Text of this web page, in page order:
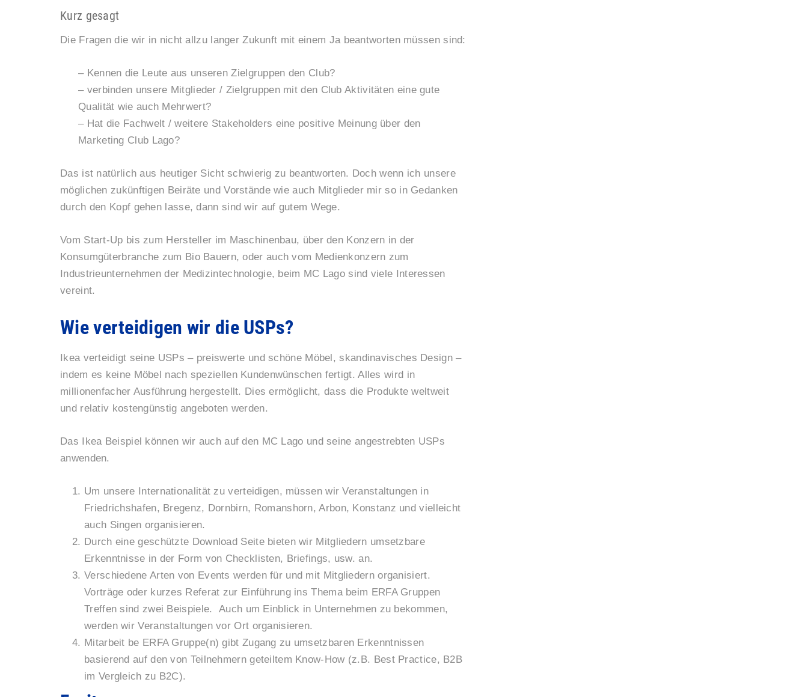
Kurz gesagt
Die Fragen die wir in nicht allzu langer Zukunft mit einem Ja beantworten müssen sind:
– Kennen die Leute aus unseren Zielgruppen den Club?
– verbinden unsere Mitglieder / Zielgruppen mit den Club Aktivitäten eine gute
Qualität wie auch Mehrwert?
– Hat die Fachwelt / weitere Stakeholders eine positive Meinung über den
Marketing Club Lago?
Das ist natürlich aus heutiger Sicht schwierig zu beantworten. Doch wenn ich unsere
möglichen zukünftigen Beiräte und Vorstände wie auch Mitglieder mir so in Gedanken
durch den Kopf gehen lasse, dann sind wir auf gutem Wege.
Vom Start-Up bis zum Hersteller im Maschinenbau, über den Konzern in der
Konsumgüterbranche zum Bio Bauern, oder auch vom Medienkonzern zum
Industrieunternehmen der Medizintechnologie, beim MC Lago sind viele Interessen
vereint.
Wie verteidigen wir die USPs?
Ikea verteidigt seine USPs – preiswerte und schöne Möbel, skandinavisches Design –
indem es keine Möbel nach speziellen Kundenwünschen fertigt. Alles wird in
millionenfacher Ausführung hergestellt. Dies ermöglicht, dass die Produkte weltweit
und relativ kostengünstig angeboten werden.
Das Ikea Beispiel können wir auch auf den MC Lago und seine angestrebten USPs
anwenden.
Um unsere Internationalität zu verteidigen, müssen wir Veranstaltungen in
Friedrichshafen, Bregenz, Dornbirn, Romanshorn, Arbon, Konstanz und vielleicht
auch Singen organisieren.
Durch eine geschützte Download Seite bieten wir Mitgliedern umsetzbare
Erkenntnisse in der Form von Checklisten, Briefings, usw. an.
Verschiedene Arten von Events werden für und mit Mitgliedern organisiert.
Vorträge oder kurzes Referat zur Einführung ins Thema beim ERFA Gruppen
Treffen sind zwei Beispiele. Auch um Einblick in Unternehmen zu bekommen,
werden wir Veranstaltungen vor Ort organisieren.
Mitarbeit be ERFA Gruppe(n) gibt Zugang zu umsetzbaren Erkenntnissen
basierend auf den von Teilnehmern geteiltem Know-How (z.B. Best Practice, B2B
im Vergleich zu B2C).